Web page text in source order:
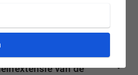
.do domeinnamen
van de